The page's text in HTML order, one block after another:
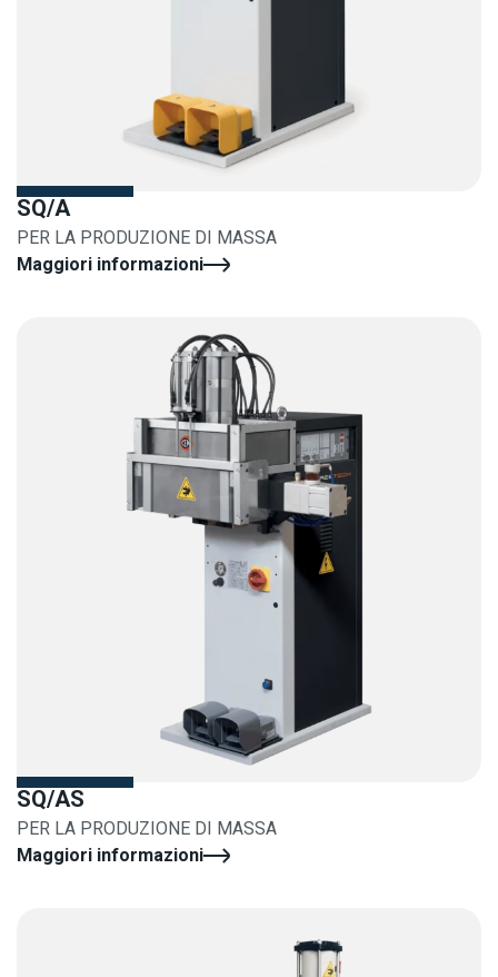
SQ/A
PER LA PRODUZIONE DI MASSA
Maggiori informazioni
SQ/AS
PER LA PRODUZIONE DI MASSA
Maggiori informazioni